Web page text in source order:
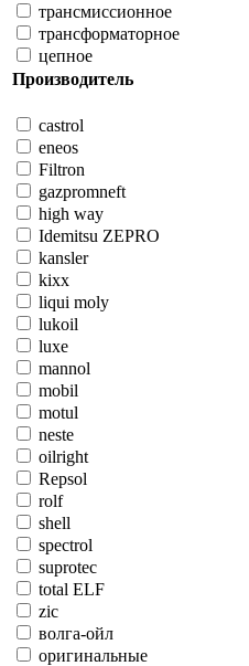
трансмиссионное
трансформаторное
цепное
Производитель
castrol
eneos
Filtron
gazpromneft
high way
Idemitsu ZEPRO
kansler
kixx
liqui moly
lukoil
luxe
mannol
mobil
motul
neste
oilright
Repsol
rolf
shell
spectrol
suprotec
total ELF
zic
волга-ойл
оригинальные